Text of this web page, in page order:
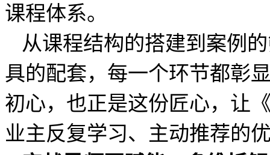
课程体系。
从课程结构的搭建到案例
具的配套，每一个环节都彰
初心，也正是这份匠心，让
业主反复学习、主动推荐的